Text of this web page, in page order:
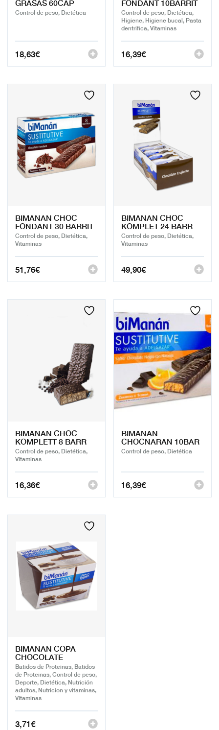
GRASAS 60CAP
Control de peso, Dietética
18,63€
FONDANT 10BARRIT
Control de peso, Dietética,
Higiene, Higiene bucal, Pasta
dentrifica, Vitaminas
16,39€
BIMANAN CHOC
FONDANT 30 BARRIT
Control de peso, Dietética,
Vitaminas
51,76€
BIMANAN CHOC
KOMPLET 24 BARR
Control de peso, Dietética,
Vitaminas
49,90€
BIMANAN CHOC
KOMPLETT 8 BARR
Control de peso, Dietética,
Vitaminas
16,36€
BIMANAN
CHOCNARAN 10BAR
Control de peso, Dietética
16,39€
BIMANAN COPA
CHOCOLATE
Batidos de Proteinas, Batidos
de Proteinas, Control de peso,
Deporte, Dietética, Nutrición
adultos, Nutricion y vitaminas,
Vitaminas
3,71€